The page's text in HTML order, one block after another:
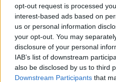
opt-out request is processed
interest-based ads based on
us or personal information
your opt-out. You may
disclosure of your personal
IAB’s list of downstream
also be disclosed by us to third
Downstream Participants that
Altri articoli che